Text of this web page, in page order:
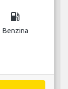
local_gas_station
Benzina